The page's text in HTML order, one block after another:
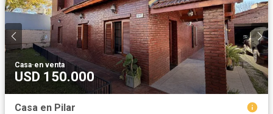
Casa·en venta
USD 150.000
Casa en Pilar